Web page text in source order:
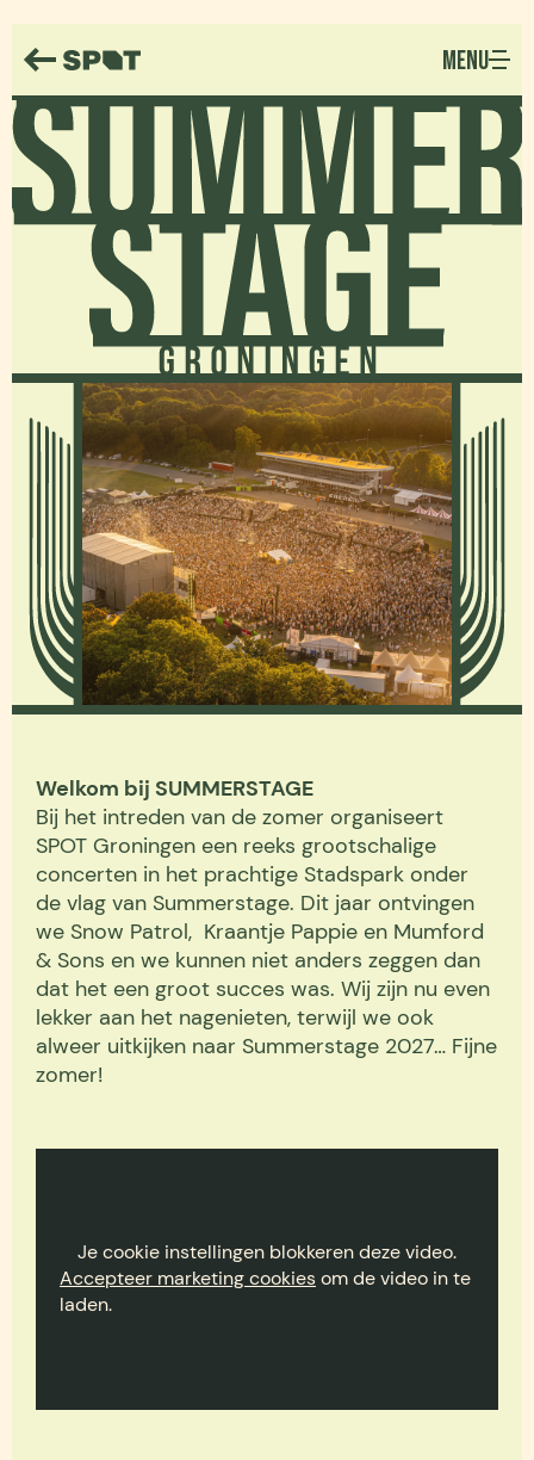
MENU
Summerstage
Welkom bij SUMMERSTAGE
Bij het intreden van de zomer organiseert
SPOT Groningen een reeks grootschalige
concerten in het prachtige Stadspark onder
de vlag van Summerstage. Dit jaar ontvingen
we Snow Patrol, Kraantje Pappie en Mumford
& Sons en we kunnen niet anders zeggen dan
dat het een groot succes was. Wij zijn nu even
lekker aan het nagenieten, terwijl we ook
alweer uitkijken naar Summerstage 2027… Fijne
zomer!
Je cookie instellingen blokkeren deze video.
Accepteer marketing cookies om de video in te
laden.